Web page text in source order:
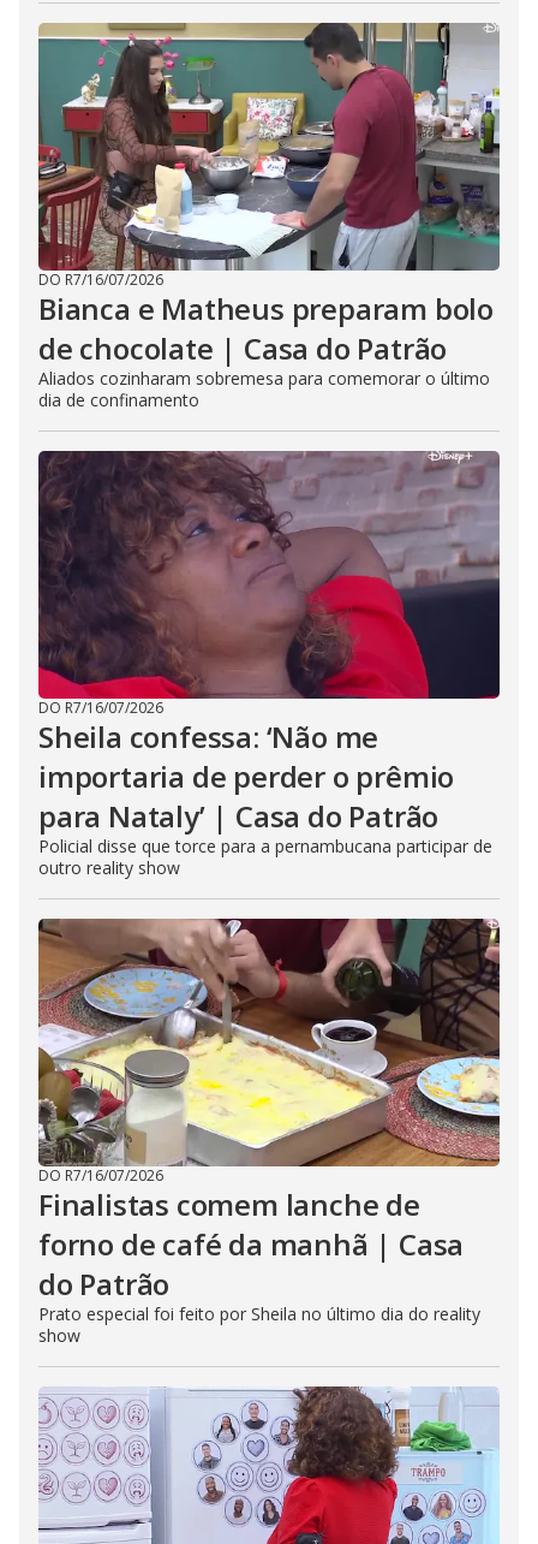
DO R7/16/07/2026
Bianca e Matheus preparam bolo
de chocolate | Casa do Patrão
Aliados cozinharam sobremesa para comemorar o último
dia de confinamento
DO R7/16/07/2026
Sheila confessa: ‘Não me
importaria de perder o prêmio
para Nataly’ | Casa do Patrão
Policial disse que torce para a pernambucana participar de
outro reality show
DO R7/16/07/2026
Finalistas comem lanche de
forno de café da manhã | Casa
do Patrão
Prato especial foi feito por Sheila no último dia do reality
show